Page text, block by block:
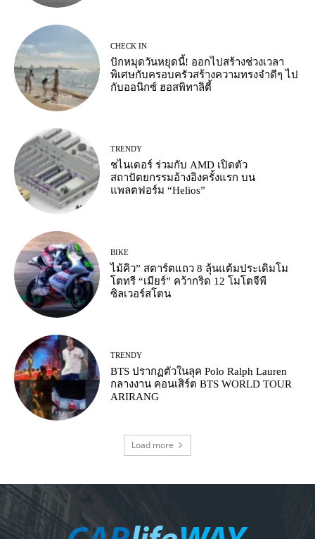
CHECK IN
ปักหมุดวันหยุดนี้! ออกไปสร้างช่วงเวลา
พิเศษกับครอบครัวสร้างความทรงจำดีๆ ไป
กับออนิกซ์ ฮอสพิทาลิตี้
TRENDY
ชไนเดอร์ ร่วมกับ AMD เปิดตัว
สถาปัตยกรรมอ้างอิงครั้งแรก บน
แพลตฟอร์ม “Helios”
BIKE
ไม้คิว” สตาร์ตแถว 8 ลุ้นแต้มประเดิมโม
โตทรี “เมียร์” คว้ากริด 12 โมโตจีพี
ซิลเวอร์สโตน
TRENDY
BTS ปรากฏตัวในลุค Polo Ralph Lauren
กลางงาน คอนเสิร์ต BTS WORLD TOUR
ARIRANG
Load more